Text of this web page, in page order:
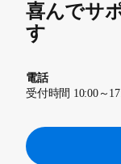
喜んでサ
す
電話
受付時間 10:00～